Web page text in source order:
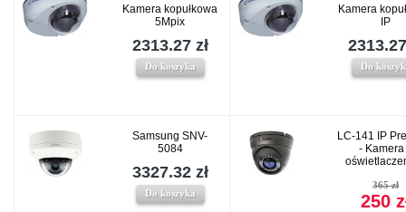
Kamera kopułkowa
5Mpix
2313.27 zł
Do koszyka
Kamera
IP
Do
Samsung SNV-
5084
3327.32 zł
Do koszyka
LC-141 IP
-
365 zł
250